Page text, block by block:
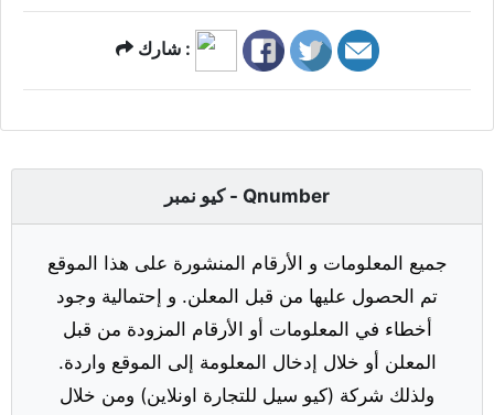
شارك :
كيو نمبر - Qnumber
جميع المعلومات و الأرقام المنشورة على هذا الموقع
تم الحصول عليها من قبل المعلن. و إحتمالية وجود
أخطاء في المعلومات أو الأرقام المزودة من قبل
المعلن أو خلال إدخال المعلومة إلى الموقع واردة.
ولذلك شركة (كيو سيل للتجارة اونلاين) ومن خلال